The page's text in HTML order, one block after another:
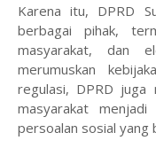
Karena itu, DPRD
berbagai pihak,
masyarakat, dan
merumuskan
regulasi, DPRD juga
masyarakat
persoalan sosial yang